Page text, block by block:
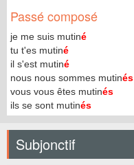
Passé composé
je me suis mutiné
tu t'es mutiné
il s'est mutiné
nous nous sommes mutinés
vous vous êtes mutinés
ils se sont mutinés
Subjonctif